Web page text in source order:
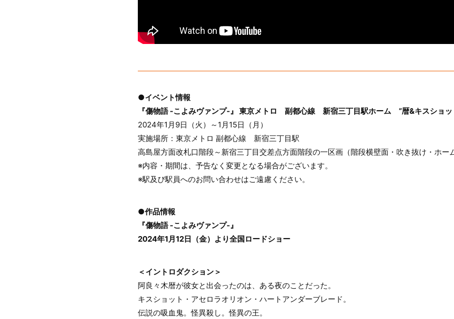
●イベント情報
『傷物語 -こよみヴァンプ-』 東京メトロ 副都心線 新宿三丁目駅ホーム “暦&キスショッ
2024年1月9日（火）～1月15日（月）
実施場所：東京メトロ 副都心線 新宿三丁目駅
高島屋方面改札口階段～新宿三丁目交差点方面階段の一区画（階段横壁面・吹き抜け・ホー
※内容・期間は、予告なく変更となる場合がございます。
※駅及び駅員へのお問い合わせはご遠慮ください。
●作品情報
『傷物語 -こよみヴァンプ-』
2024年1月12日（金）より全国ロードショー
＜イントロダクション＞
阿良々木暦が彼女と出会ったのは、ある夜のことだった。
キスショット・アセロラオリオン・ハートアンダーブレード。
伝説の吸血鬼。怪異殺し。怪異の王。